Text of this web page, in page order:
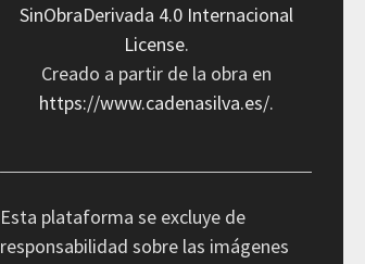
SinObraDerivada 4.0 Internacional
License.
Creado a partir de la obra en
https://www.cadenasilva.es/.
Esta plataforma se excluye de
responsabilidad sobre las imágenes